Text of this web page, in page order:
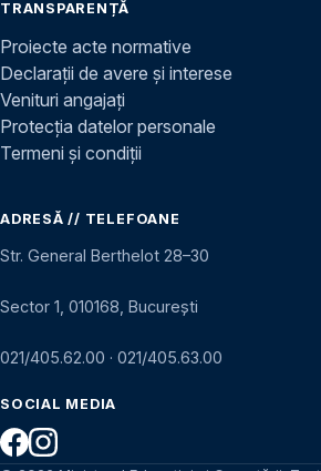
TRANSPARENȚĂ
Proiecte acte normative
Declarații de avere și interese
Venituri angajați
Protecția datelor personale
Termeni și condiții
ADRESĂ // TELEFOANE
Str. General Berthelot 28–30
Sector 1, 010168, București
021/405.62.00 · 021/405.63.00
SOCIAL MEDIA